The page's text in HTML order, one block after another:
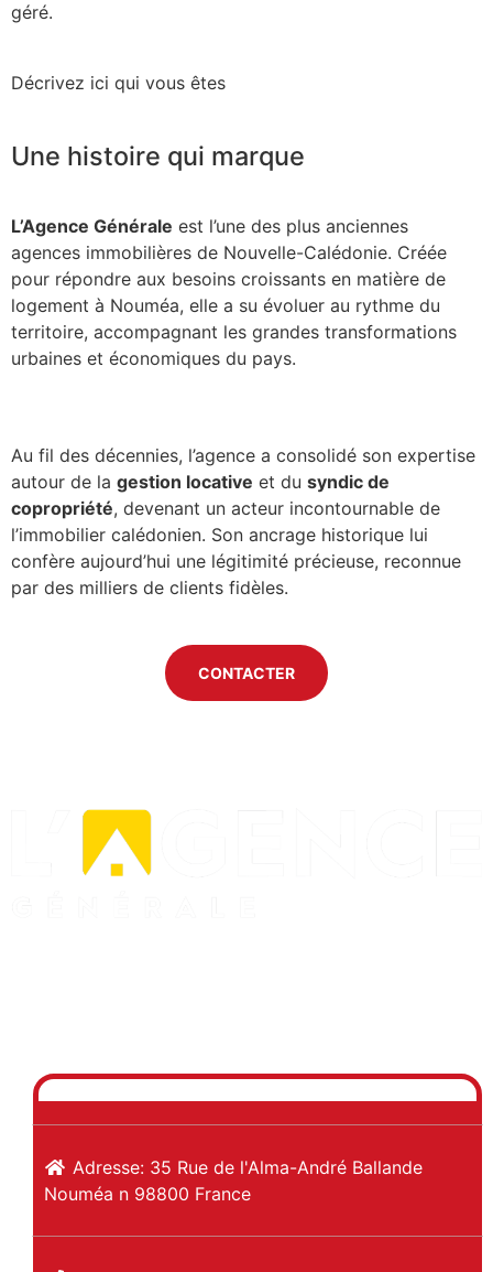
géré.
Décrivez ici qui vous êtes
Une histoire qui marque
L’Agence Générale est l’une des plus anciennes
agences immobilières de Nouvelle-Calédonie. Créée
pour répondre aux besoins croissants en matière de
logement à Nouméa, elle a su évoluer au rythme du
territoire, accompagnant les grandes transformations
urbaines et économiques du pays.
Au fil des décennies, l’agence a consolidé son expertise
autour de la gestion locative et du syndic de
copropriété, devenant un acteur incontournable de
l’immobilier calédonien. Son ancrage historique lui
confère aujourd’hui une légitimité précieuse, reconnue
par des milliers de clients fidèles.
CONTACTER
Previous
Adresse: 35 Rue de l'Alma-André Ballande
Nouméa n 98800 France